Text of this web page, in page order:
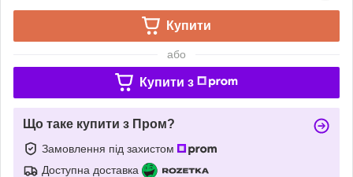
Купити
або
Купити з
Що таке купити з Пром?
Замовлення під захистом
Доступна доставка